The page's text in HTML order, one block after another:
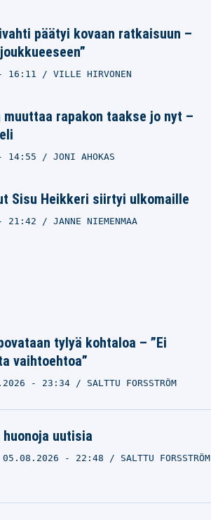
päätyi kovaan ratkaisuun –
16:11 VILLE HIRVONEN
rapakon taakse jo nyt –
14:55 JONI AHOKAS
Sisu Heikkeri siirtyi ulkomaille
21:42 JANNE NIEMENMAA
tylyä kohtaloa – ”Ei
vaihtoehtoa”
- 23:34 SALTTU FORSSTRÖM
uutisia
05.08.2026 - 22:48 SALTTU FORSSTRÖM